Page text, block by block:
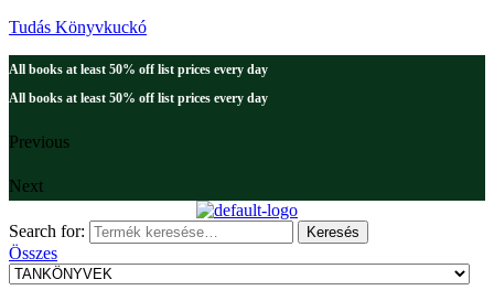
Tudás Könyvkuckó
All books at least 50% off list prices every day
All books at least 50% off list prices every day
Previous
Next
Search for: Keresés
Összes